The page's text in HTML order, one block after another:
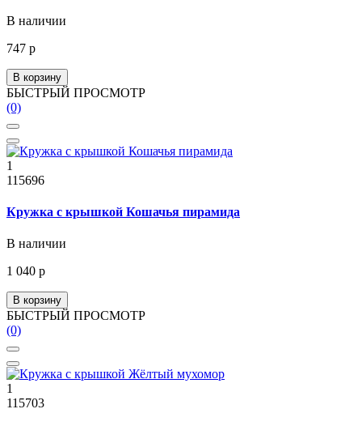
В наличии
747 р
В корзину
БЫСТРЫЙ ПРОСМОТР
(0)
1
115696
Кружка с крышкой Кошачья пирамида
В наличии
1 040 р
В корзину
БЫСТРЫЙ ПРОСМОТР
(0)
1
115703